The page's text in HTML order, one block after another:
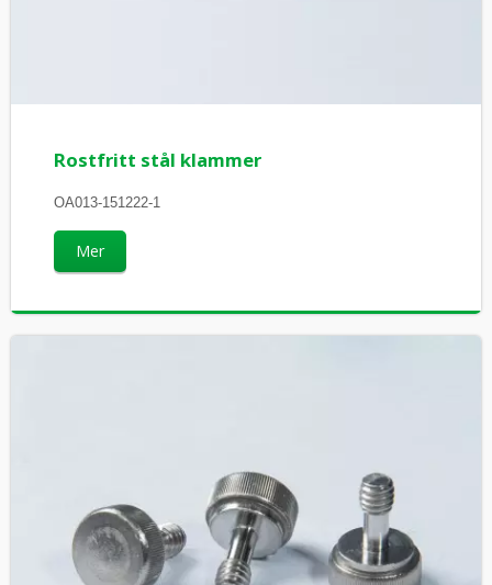
Rostfritt stål klammer
OA013-151222-1
Mer